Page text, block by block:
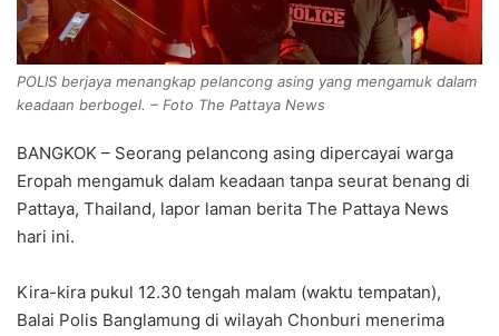
POLIS berjaya menangkap pelancong asing yang mengamuk dalam
keadaan berbogel. – Foto The Pattaya News
BANGKOK – Seorang pelancong asing dipercayai warga
Eropah mengamuk dalam keadaan tanpa seurat benang di
Pattaya, Thailand, lapor laman berita The Pattaya News
hari ini.
Kira-kira pukul 12.30 tengah malam (waktu tempatan),
Balai Polis Banglamung di wilayah Chonburi menerima